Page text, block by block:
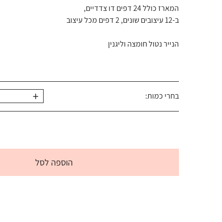
המארז כולל 24 דפים דו צדדיים,
ב-12 עיצובים שונים, 2 דפים מכל עיצוב
הנייר נטול חומצה וליגנין
בחרי כמות: +
הוספה לסל